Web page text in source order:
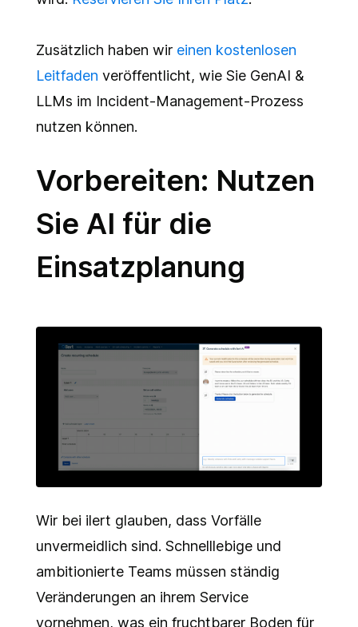
Zusätzlich haben wir einen kostenlosen
Leitfaden veröffentlicht, wie Sie GenAI &
LLMs im Incident-Management-Prozess
nutzen können.
Vorbereiten: Nutzen
Sie AI für die
Einsatzplanung
Wir bei ilert glauben, dass Vorfälle
unvermeidlich sind. Schnelllebige und
ambitionierte Teams müssen ständig
Veränderungen an ihrem Service
vornehmen, was ein fruchtbarer Boden für